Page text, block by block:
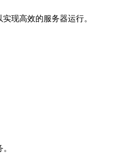
现高效的服务器运行。